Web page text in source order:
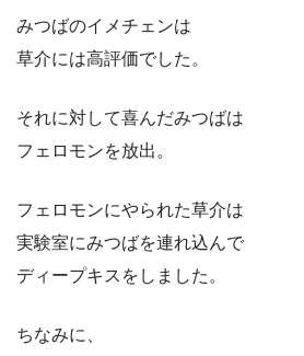
みつばのイメチェンは
草介には高評価でした。
それに対して喜んだみつばは
フェロモンを放出。
フェロモンにやられた草介は
実験室にみつばを連れ込んで
ディープキスをしました。
ちなみに、